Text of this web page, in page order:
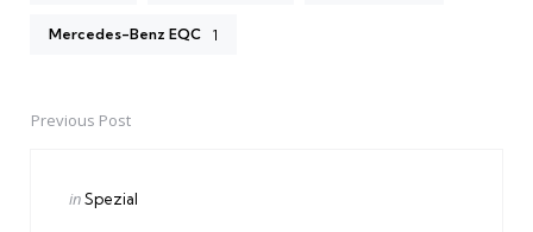
Mercedes-Benz EQC 1
PostPrevious Post
Posted
inSpezial